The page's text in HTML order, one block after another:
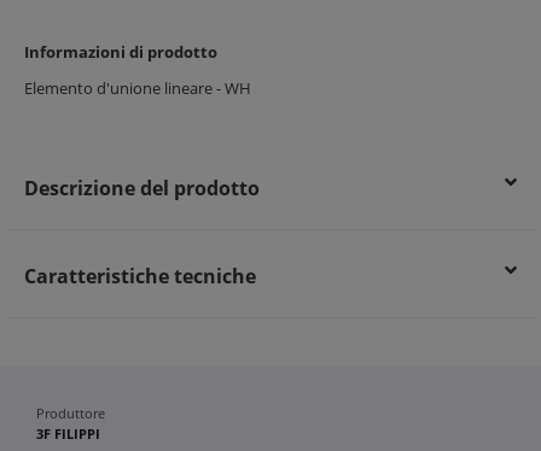
Informazioni di prodotto
Elemento d'unione lineare - WH
Descrizione del prodotto
Caratteristiche tecniche
Produttore
3F FILIPPI